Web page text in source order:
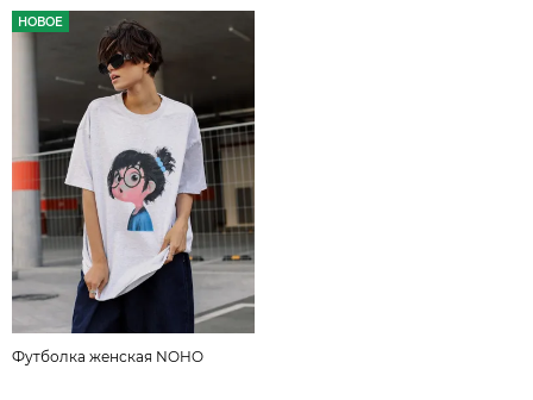
НОВОЕ
Футболка женская NOHO